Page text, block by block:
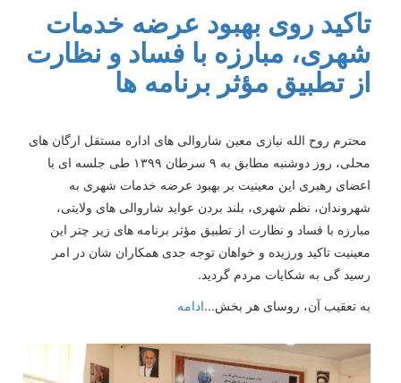
تاکید روی بهبود عرضه خدمات
شهری، مبارزه با فساد و نظارت
از تطبیق مؤثر برنامه ها
محترم روح الله نیازی معین شاروالی های اداره مستقل ارگان های
محلی، روز دوشنبه مطابق به ۹ سرطان ۱۳۹۹ طی جلسه ای با
اعضای رهبری این معینیت بر بهبود عرضه خدمات شهری به
شهروندان، نظم شهری، بلند بردن عواید شاروالی های ولایتی،
مبارزه با فساد و نظارت از تطبیق مؤثر برنامه های زیر چتر این
معینیت تاکید ورزیده و خواهان توجه جدی همکاران شان در امر
رسید گی به شکایات مردم گردید.
به تعقیب آن، روسای هر بخش... ادامه